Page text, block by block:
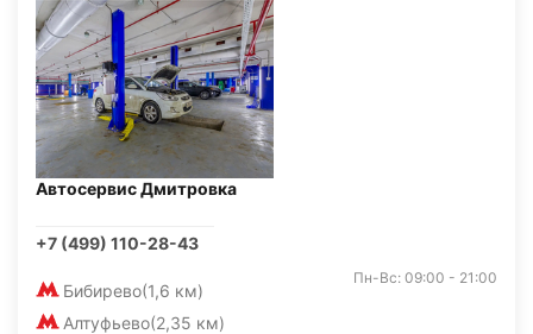
Автосервис Дмитровка
+7 (499) 110-28-43
Бибирево(1,6 км)
Алтуфьево(2,35 км)
Пн-Вс: 09:00 - 21:00